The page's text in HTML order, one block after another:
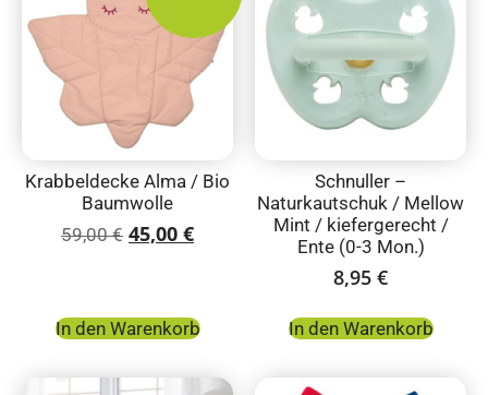
Krabbeldecke Alma / Bio
Baumwolle
59,00€ 45,00 €
In den Warenkorb
Schnuller –
Naturkautschuk / Mellow
Mint / kiefergerecht /
Ente (0-3 Mon.)
8,95 €
In den Warenkorb